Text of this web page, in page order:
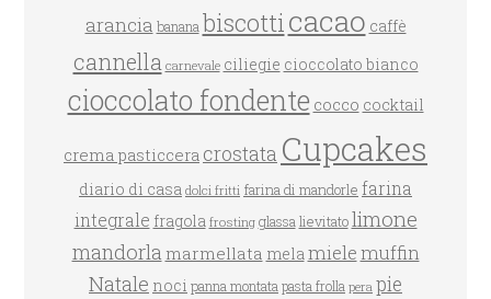
arancia banana biscotticacao caffè
cannella carnevale ciliegie cioccolato bianco
cioccolato fondente cocco cocktail
crema pasticcera crostata Cupcakes
diario di casa dolci fritti farina di mandorle farina
integrale fragola frosting glassa lievitato limone
mandorla marmellata melamielemuffin
Natale noci panna montatapasta frolla pera pie